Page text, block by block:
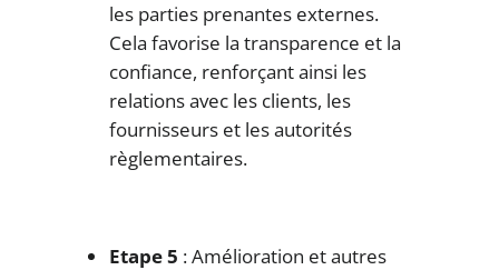
les parties prenantes externes.
Cela favorise la transparence et la
confiance, renforçant ainsi les
relations avec les clients, les
fournisseurs et les autorités
règlementaires.
Etape 5 : Amélioration et autres